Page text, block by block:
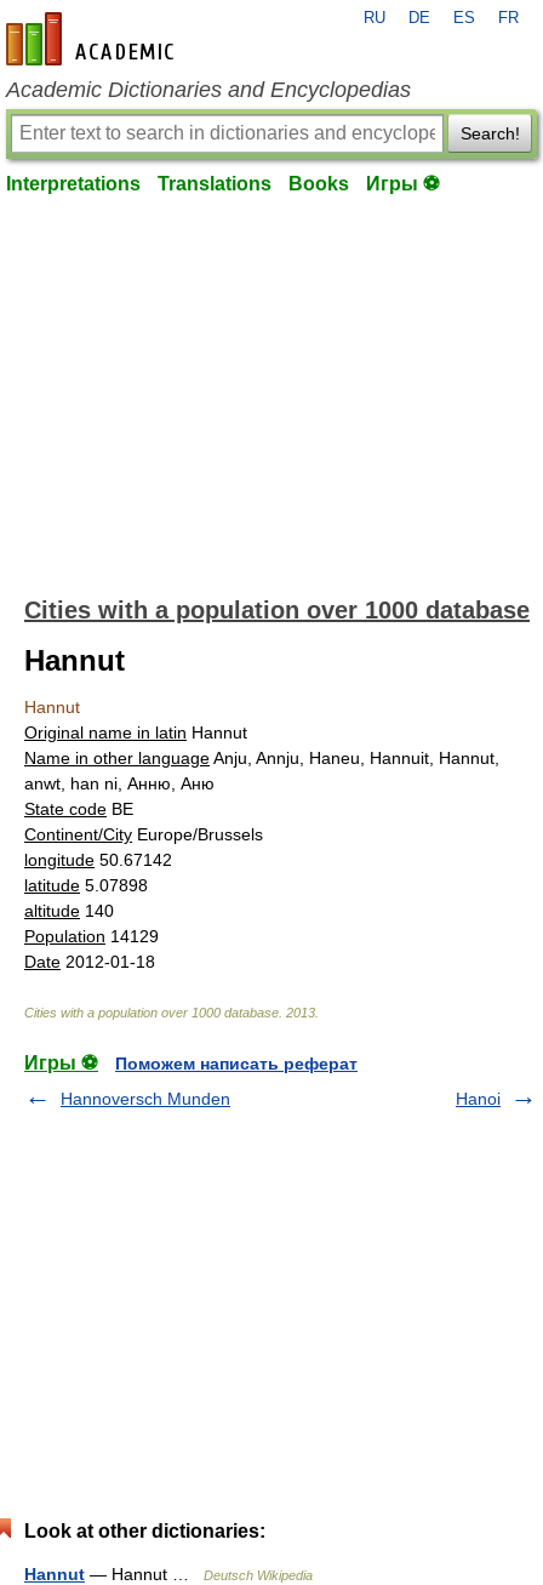
en-academic.com
RU DE ES FR
Academic Dictionaries and Encyclopedias
Search!
Interpretations Translations Books Игры ⚽
Cities with a population over 1000 database
Hannut
Hannut
Original name in latin Hannut
Name in other languageAnju, Annju, Haneu, Hannuit, Hannut,
anwt, han ni, Анню, Аню
State code BE
Continent/City Europe/Brussels
longitude 50.67142
latitude 5.07898
altitude 140
Population 14129
Date 2012-01-18
Cities with a population over 1000 database 2013
Игры ⚽
Поможем написать реферат
Hannoversch Munden
Hanoi
Look at other dictionaries:
Hannut — Hannut … Deutsch Wikipedia